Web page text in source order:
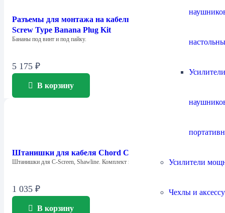
Усилители
Чехлы и
Разъемы для монтажа на кабель Chord Company 4mm
Screw Type Banana Plug Kit
Бананы под винт и под пайку.
5 175 ₽
В корзину
Штанишки для кабеля Chord Company Little Trousers
Штанишки для C-Screen, Shawline. Комплект из…
1 035 ₽
В корзину